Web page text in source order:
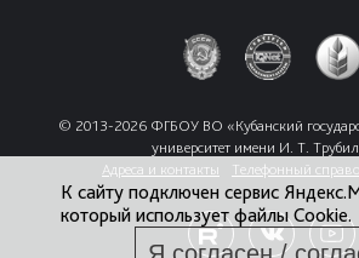
© 2013-2026 ФГБОУ ВО «Кубанский
университет имени И. Т.
Адреса и контакты
Телефонный
К сайту подключен сервис
который использует файлы Cookie.